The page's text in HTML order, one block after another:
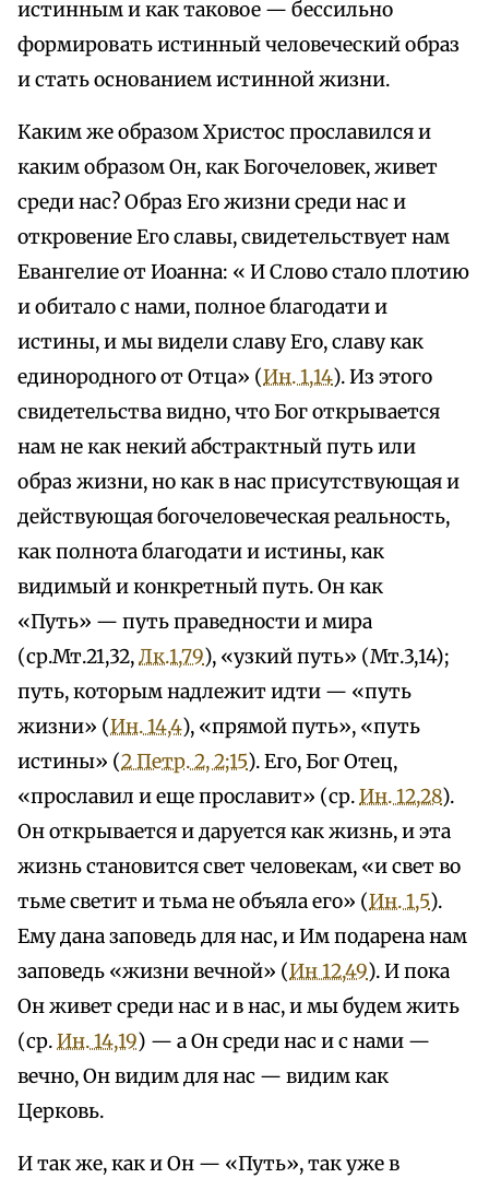
истинным и как таковое — бессильно
формировать истинный человеческий образ
и стать основанием истинной жизни.
Каким же образом Христос прославился и
каким образом Он, как Богочеловек, живет
среди нас? Образ Его жизни среди нас и
откровение Его славы, свидетельствует нам
Евангелие от Иоанна: « И Слово стало плотию
и обитало с нами, полное благодати и
истины, и мы видели славу Его, славу как
единородного от Отца» (Ин. 1,14). Из этого
свидетельства видно, что Бог открывается
нам не как некий абстрактный путь или
образ жизни, но как в нас присутствующая и
действующая богочеловеческая реальность,
как полнота благодати и истины, как
видимый и конкретный путь. Он как
«Путь» — путь праведности и мира
(ср.Мт.21,32,Лк.1,79), «узкий путь» (Мт.3,14);
путь, которым надлежит идти — «путь
жизни» (Ин. 14,4), «прямой путь», «путь
истины» (2 Петр. 2, 2;15). Его, Бог Отец,
«прославил и еще прославит» (ср.Ин. 12,28).
Он открывается и даруется как жизнь, и эта
жизнь становится свет человекам, «и свет во
тьме светит и тьма не объяла его» (Ин. 1,5).
Ему дана заповедь для нас, и Им подарена нам
заповедь «жизни вечной» (Ин 12,49). И пока
Он живет среди нас и в нас, и мы будем жить
(ср.Ин. 14,19) — а Он среди нас и с нами —
вечно, Он видим для нас — видим как
Церковь.
И так же, как и Он — «Путь», так уже в